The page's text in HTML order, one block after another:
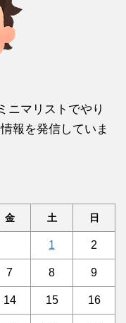
ニマリストでやり
報を発信していま
金 土 日
1 2
7 8 9
14 15 16